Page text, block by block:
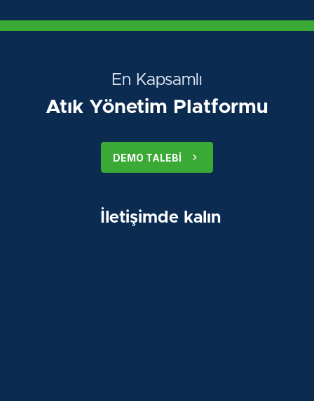
En Kapsamlı
Atık Yönetim Platformu
DEMO TALEBI
İletişimde kalın